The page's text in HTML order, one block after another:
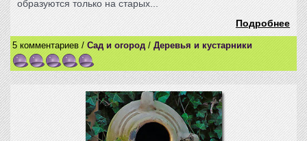
образуются только на старых...
Подробнее
5 комментариев / Сад и огород / Деревья и кустарники